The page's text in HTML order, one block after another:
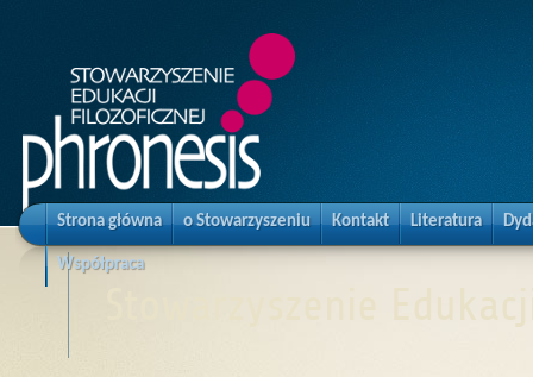
Strona główna o Stowarzyszeniu Kontakt Literatura
Współpraca